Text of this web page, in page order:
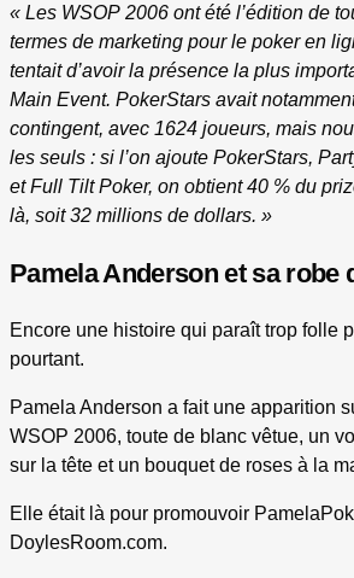
« Les WSOP 2006 ont été l’édition de
termes de marketing pour le poker en
tentait d’avoir la présence la plus
Main Event. PokerStars avait
contingent, avec 1624 joueurs, mais
les seuls : si l’on ajoute PokerStars,
et Full Tilt Poker, on obtient 40 % du
là, soit 32 millions de dollars. »
Pamela Anderson et sa robe
Encore une histoire qui paraît trop folle
pourtant.
Pamela Anderson a fait une apparition
WSOP 2006, toute de blanc vêtue, un
sur la tête et un bouquet de roses à la
Elle était là pour promouvoir
DoylesRoom.com.